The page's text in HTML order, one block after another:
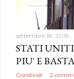
settembre 18, 2016
STATI
PIU' E
Condividi 2